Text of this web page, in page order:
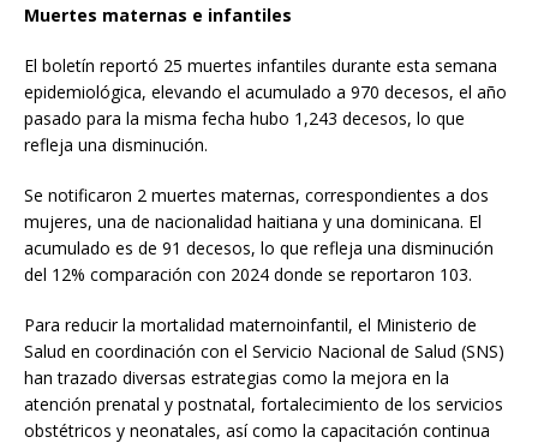
Muertes maternas e infantiles
El boletín reportó 25 muertes infantiles durante esta semana
epidemiológica, elevando el acumulado a 970 decesos, el año
pasado para la misma fecha hubo 1,243 decesos, lo que
refleja una disminución.
Se notificaron 2 muertes maternas, correspondientes a dos
mujeres, una de nacionalidad haitiana y una dominicana. El
acumulado es de 91 decesos, lo que refleja una disminución
del 12% comparación con 2024 donde se reportaron 103.
Para reducir la mortalidad maternoinfantil, el Ministerio de
Salud en coordinación con el Servicio Nacional de Salud (SNS)
han trazado diversas estrategias como la mejora en la
atención prenatal y postnatal, fortalecimiento de los servicios
obstétricos y neonatales, así como la capacitación continua